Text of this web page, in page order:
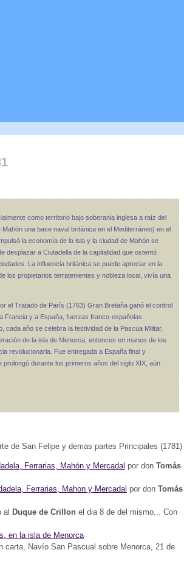
como territorio bajo soberania inglesa a raíz del
una base naval británica en el Mediterráneo) en el
la economía de la isla y la ciudad de Mahón se
desplazar a Ciutadella de la capitalidad que ostentó
La influencia británica se puede apreciar en la
los propietarios terratenientes y nobleza local, vivía una
el Tratado de París (1763) Gran Bretaña ganó el control
Francia y a España, fuerzas franco-españolas
año se celebra la festividad de la Pascua Militar,
de la isla de Menorca, entonces en manos de los
revolucionaria. Fue entregada a España final y
durante los primeros años del siglo XIX, aún
de San Felipe y demas partes Principales (1781)
Ferrarias, Mahón y Mercadal por don Tomás
Ferrarias, Mahon y Mercadal por don Tomás
al Duque de Crillonel dia 8 de del mismo... Con
en la isla de Menorca
carta, Navío San Pascual sobre Menorca, 21 de